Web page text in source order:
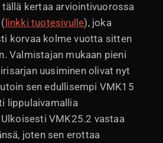
kertaa arviointivuorossa
linkki tuotesivulle), joka
korvaa kolme vuotta sitten
Valmistajan mukaan pieni
uusiminen olivat nyt
sen edullisempi VMK15
lippulaivamallia
VMK25.2 vastaa
joten sen erottaa